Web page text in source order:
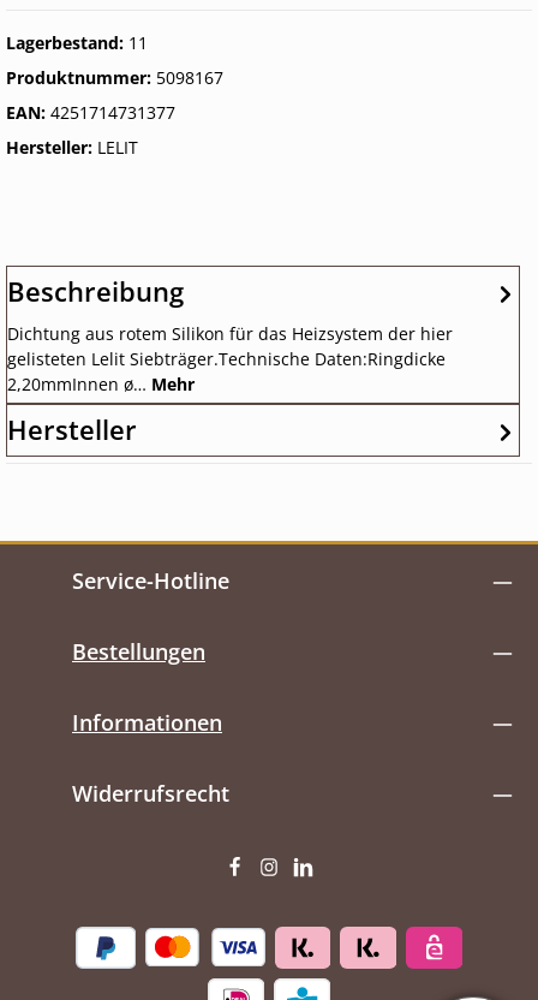
Lagerbestand: 11
Produktnummer: 5098167
EAN: 4251714731377
Hersteller: LELIT
Beschreibung
Dichtung aus rotem Silikon für das Heizsystem der hier
gelisteten Lelit Siebträger.Technische Daten:Ringdicke
2,20mmInnen ø… Mehr
Hersteller
Service-Hotline
Bestellungen
Informationen
Widerrufsrecht